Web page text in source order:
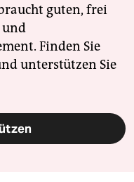
guten, frei
und
Finden Sie
unterstützen Sie